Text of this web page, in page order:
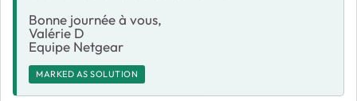
Bonne journée à vous,
Valérie D
Equipe Netgear
MARKED AS SOLUTION